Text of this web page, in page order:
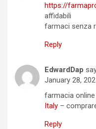
https://
affidabili
farmaci senza
Reply
EdwardDap
January 28,
farmacia
Italy –
Reply